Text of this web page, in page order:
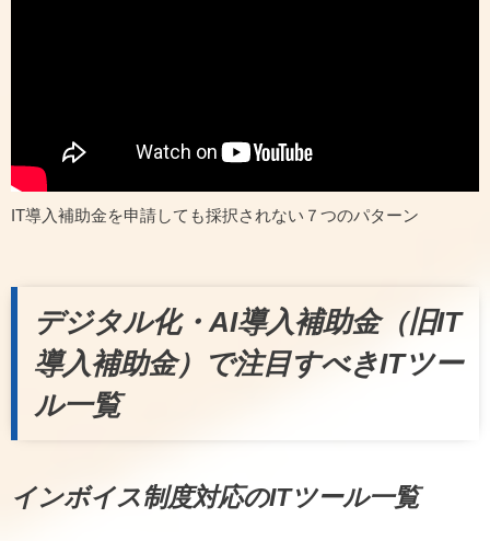
IT導入補助金を申請しても採択されない７つのパターン
デジタル化・AI導入補助金（旧IT
導入補助金）で注目すべきITツー
ル一覧
インボイス制度対応のITツール一覧